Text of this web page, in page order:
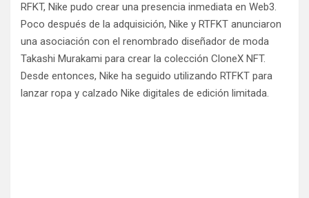
RFKT, Nike pudo crear una presencia inmediata en Web3.
Poco después de la adquisición, Nike y RTFKT anunciaron
una asociación con el renombrado diseñador de moda
Takashi Murakami para crear la colección CloneX NFT.
Desde entonces, Nike ha seguido utilizando RTFKT para
lanzar ropa y calzado Nike digitales de edición limitada.